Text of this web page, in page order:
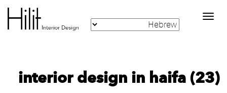
Toggle
navigation
interior design in haifa (23)